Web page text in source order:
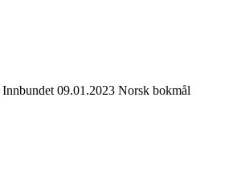
Innbundet 09.01.2023 Norsk bokmål